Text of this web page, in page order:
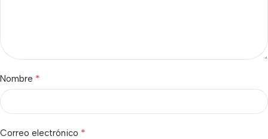
Nombre *
Correo electrónico *